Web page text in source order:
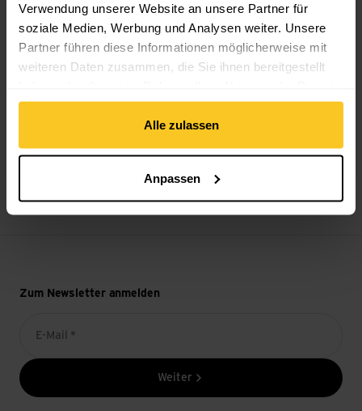
Verwendung unserer Website an unsere Partner für
soziale Medien, Werbung und Analysen weiter. Unsere
Partner führen diese Informationen möglicherweise mit
weiteren Daten zusammen, die Sie ihnen bereitgestellt
gesammelt haben.
Alle zulassen
Anpassen
Sicheres Bezahlen mit Twint, Kreditkarte und mehr.
14-Tage Widerrufsrecht
Zum Newsletter anmelden
E-Mail *
Weiter